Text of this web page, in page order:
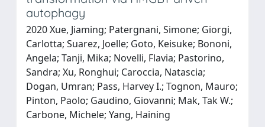
autophagy
2020 Xue, Jiaming; Patergnani, Simone; Giorgi,
Carlotta; Suarez, Joelle; Goto, Keisuke; Bononi,
Angela; Tanji, Mika; Novelli, Flavia; Pastorino,
Sandra; Xu, Ronghui; Caroccia, Natascia;
Dogan, Umran; Pass, Harvey I.; Tognon, Mauro;
Pinton, Paolo; Gaudino, Giovanni; Mak, Tak W.;
Carbone, Michele; Yang, Haining